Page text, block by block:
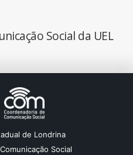
Social da UEL
de Londrina
Social